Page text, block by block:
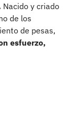
Nacido y criado
de los
de pesas,
esfuerzo,